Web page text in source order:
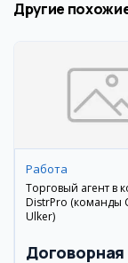
Другие
Работа
Торговый агент в
DistrPro (команды
Ulker)
Договорная